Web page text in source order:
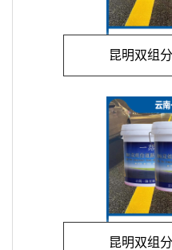
昆明双组
昆明双组